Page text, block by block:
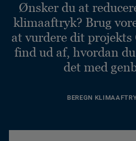
Ønsker du at
klimaaftryk? Brug
at vurdere dit projekts
find ud af, hvordan
det med
BEREGN